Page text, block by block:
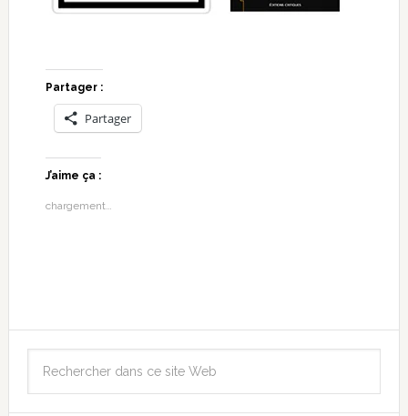
Partager :
Partager
J’aime ça :
chargement…